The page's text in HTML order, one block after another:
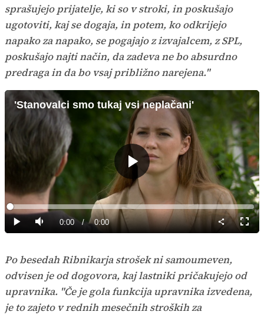
sprašujejo prijatelje, ki so v stroki, in poskušajo
ugotoviti, kaj se dogaja, in potem, ko odkrijejo
napako za napako, se pogajajo z izvajalcem, z SPL,
poskušajo najti način, da zadeva ne bo absurdno
predraga in da bo vsaj približno narejena."
'Stanovalci smo tukaj vsi neplačani'
Predvajaj
PredvajajTiho Current
0:00 / Duration
0:00
Loaded:
0%
način
Po besedah Ribnikarja strošek ni samoumeven,
odvisen je od dogovora, kaj lastniki pričakujejo od
upravnika. "Če je gola funkcija upravnika izvedena,
je to zajeto v rednih mesečnih stroških za